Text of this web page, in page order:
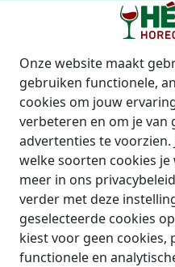
Onze website maakt
gebruiken functionele,
cookies om jouw
verbeteren en om je van
advertenties te voorzien.
welke soorten cookies
meer in ons
verder met deze
geselecteerde cookies
kiest voor geen cookies,
functionele en